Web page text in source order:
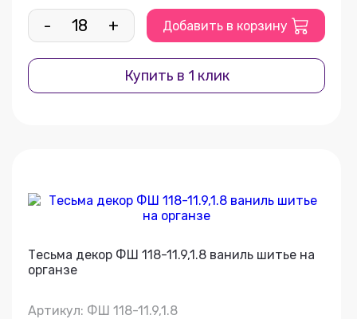
- + Добавить в корзину
Купить в 1 клик
Тесьма декор ФШ 118-11.9,1.8 ваниль шитье на
органзе
Артикул: ФШ 118-11.9,1.8